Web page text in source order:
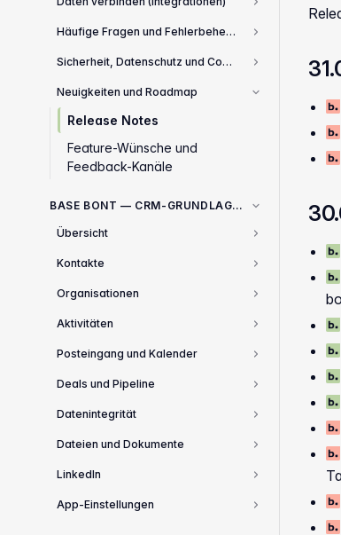
8
Häufige Fragen und Fehlerbehebung
13
Sicherheit, Datenschutz und Compliance
3
Neuigkeiten und Roadmap
Release Notes
Feature-Wünsche und
Feedback-Kanäle
BASE BONT — CRM-GRUNDLAGEN
Übersicht
1
Kontakte
3
Organisationen
2
Aktivitäten
2
Posteingang und Kalender
2
Deals und Pipeline
4
Datenintegrität
1
Dateien und Dokumente
2
LinkedIn
1
App-Einstellungen
10